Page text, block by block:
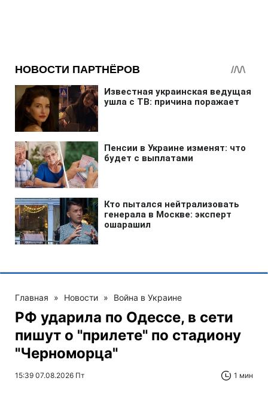
Главная » Новости » Война в Украине
РФ ударила по Одессе, в сети
пишут о "прилете" по стадиону
"Черноморца"
15:39 07.08.2026 Пт 1 мин